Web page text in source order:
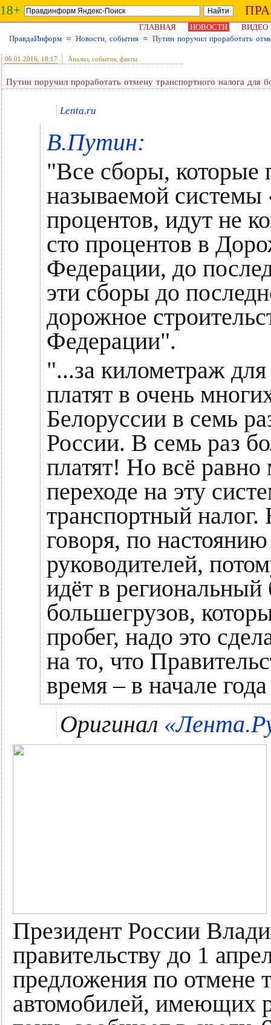
18+
ГЛАВНАЯ НОВОСТИ
ВИДЕО
ПравдаИнформ ≈ Новости, события ≈ Путин поручил проработать
06.01.2016 , 18:17 Анализ, события, факты
Путин поручил проработать отмену транспортного налога для
Lenta.ru
В.Путин:
"Все сборы, которые
называемой системы
процентов, идут не
сто процентов в
Федерации, до
эти сборы до
дорожное
Федерации".
"...за километраж
платят в очень
Белоруссии в семь
России. В семь раз
платят! Но всё
переходе на эту
транспортный
говоря, по
руководителей,
идёт в
большегрузов,
пробег, надо это
на то, что
время – в начале
Оригинал
Президент России
правительству до 1
предложения по отмене
автомобилей, имеющих